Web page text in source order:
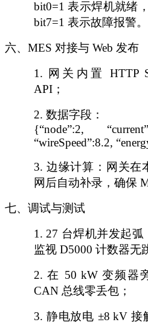
bit0=1 表示焊机就绪
bit7=1 表示故障报警。
六、 MES 对接与 Web 发布
1.
网关内置
HTTP
API；
2. 数据字段：
{“node”:2,
“wireSpeed”:8.2,
3. 边缘计算：网关在
网后自动补录，确保
七、调试与测试
1. 27 台焊机并发起
监视 D5000 计数器无
2.在 50 kW 变频器
CAN 总线零丢包；
3. 静电放电 ±8 kV 接